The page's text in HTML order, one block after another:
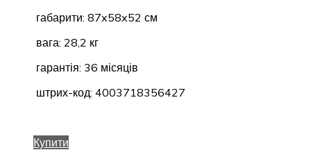
габарити: 87x58x52 см
вага: 28,2 кг
гарантія: 36 місяців
штрих-код: 4003718356427
Купити